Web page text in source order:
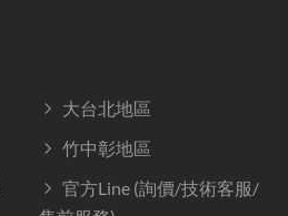
大台北地區
竹中彰地區
官方Line (詢價/技術客服/